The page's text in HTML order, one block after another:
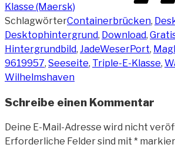
Klasse (Maersk)
SchlagwörterContainerbrücken,
Desktophintergrund, Download,
Hintergrundbild, JadeWeserPort,
9619957, Seeseite, Triple-E-Klasse,
Wilhelmshaven
Schreibe einen Kommentar
Deine E-Mail-Adresse wird nicht
Erforderliche Felder sind mit *